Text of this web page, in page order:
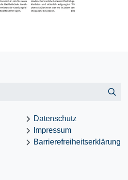
Datenschutz
Impressum
Barrierefreiheitserklärung